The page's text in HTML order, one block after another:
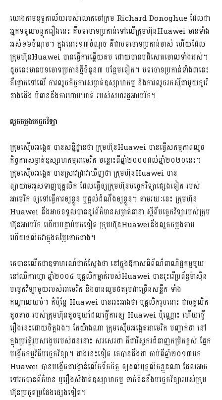
យោងតាមខុទ្ទកាល័យរបស់លោកចៅក្រម Richard Donoghue ដែលជា
អ្នកទទួលបន្ទុករឿងនេះ គឺបទចោទប្រកាន់ទៅលើ​ក្រុមហ៊ុនHuawei មានទាំង
អស់​១៦ចំណុច។ ក្នុងនោះ១៣ចំណុច គឺជាបទ​ចោទប្រកាន់ចាស់ ហើយដែល
ក្រុមហ៊ុនHuawei បានធ្វើការឆ្លើយតប ដោយបានបដិសេធចោលទាំងអស់​។
ដូចនេះមានបទចោទប្រកាន់ថ្មីចំនួន​៣ បន្ថែមទៀត។ បទចោទប្រកាន់ទាំង៣នេះ
គឺផ្តោតទៅលើ ការលួចកិច្ចការសម្ងាត់ឧស្សាហកម្ម និងការលួចរកស៊ីជាមួយកូរ៉េ
ខាងជើង បំពាននឹងការហាមឃាត់ របស់សហរដ្ឋអាមេរិក។
លួចចម្លងបច្ចេកវិទ្យា
ក្រុមស៊ើបអង្កេត បានសន្និដ្ឋានថា ក្រុមហ៊ុន​Huawei បានធ្វើសកម្មភាពលួច
កិច្ចការសម្ងាត់ឧស្សាហកម្មអាមេរិក ចន្លោះពីឆ្នាំ២០០០​ដល់ឆ្នាំ២០២០នេះ។
ក្រុមស៊ើបអង្កេត បានស្រាវជ្រាវឃើញថា ក្រុមហ៊ុន​Huawei បាន
ព្យាយាមអូសទាញបុគ្គលិក ដែលធ្វើឲ្យក្រុមហ៊ុនបច្ចេកវិទ្យាផ្សេងទៀត របស់
អាមេរិក ឲ្យទៅធ្វើការឲ្យ​ខ្លួន ឬផ្តល់ដំណឹងឲ្យខ្លួន។ តាមរយៈនេះ ក្រុមហ៊ុន​
Huawei នឹងអាចទទួល​បាននូវ​ព័ត៌មានសម្ងាត់​​នានា ស្តីពី​​បច្ចេកវិទ្យា​របស់​ក្រុម
ហ៊ុន​​អាមេរិក ហើយ​បន្ទាប់​មកទៀត ​ក្រុមហ៊ុន​​Huawei​នឹង​លួច​ចម្លងតាម​
ហើយ​ផលិត​វា​ក្នុង​តម្លៃ​​ថោកជាង។
គេបានលើកជាឧទាហរណ៍ជាក់ស្តែងថា នៅក្នុងឱកាសពិព័ណ៌ពាណិជ្ជកម្មមួយ
នៅឈីកាហ្កោ ឆ្នាំ២០០៤ បុគ្គលិកម្នាក់របស់Huawei​ បាន​រុះរើប្រព័ន្ធម៉ាស៊ីន
បច្ចេកវិទ្យាមួយរបស់អាមេរិក និងបានលួច​ថតរូបជាច្រើនសន្លឹក ទាំង
កណ្តាលយប់។ ក៏ប៉ុន្តែ Huawei​ បានអះអាងថា បុគ្គលិករូបនោះ ជាបុគ្គលិក
តូចតាច របស់ក្រុមហ៊ុនតូច​មួយដែលធ្វើការឲ្យ Huawei​ ប៉ុណ្ណោះ ហើយធ្វើ
រឿងនេះដោយចិត្តឯង។ តែយ៉ាងណា ក្រុម​ស៊ើបអង្កេតអាមេរិក បញ្ជាក់ថា នៅ
ក្នុងប្រវត្តិរូបសង្ខេបរបស់ជននោះ សរសេរថា គឺជាវិស្វករជំនាញកម្រិតខ្ពស់ ផ្នែក
បង្កើតកម្មវិធីបច្ចេកវិទ្យា។ ជាងនេះទៀត គេបានដឹងថា ចាប់ពីឆ្នាំ២០១៣មក
Huawei​ បានបង្កើតជារង្វាន់លើកទឹកចិត្ត ឲ្យ​ដល់បុគ្គលិកខ្លួនណា ដែល​អាច
ទៅរកបាន​ព័ត៌មាន ឬរឿងសំងាត់ឧស្សាហកម្ម ទាក់ទិននឹងបច្ចេកវិទ្យារបស់ក្រុម
ហ៊ុនប្រកួតប្រជែងផ្សេងទៀត។